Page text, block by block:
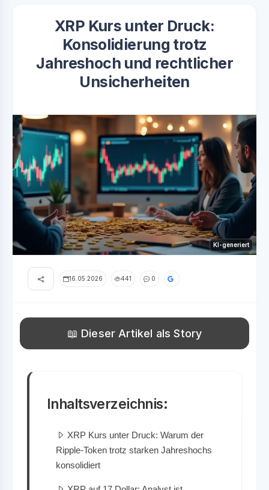
XRP Kurs unter Druck:
Konsolidierung trotz
Jahreshoch und rechtlicher
Unsicherheiten
KI-generiert
16.05.2026 441 0
📖 Dieser Artikel als Story
Inhaltsverzeichnis:
XRP Kurs unter Druck: Warum der
Ripple-Token trotz starken Jahreshochs
konsolidiert